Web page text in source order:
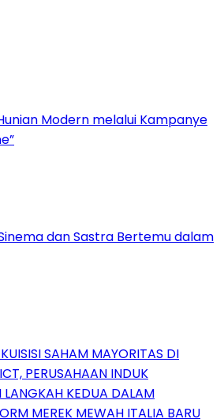
Modern melalui Kampanye
Sinema dan Sastra Bertemu dalam
SAHAM MAYORITAS DI
PERUSAHAAN INDUK
KEDUA DALAM
MEREK MEWAH ITALIA BARU